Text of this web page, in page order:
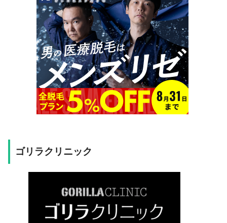
ゴリラクリニック